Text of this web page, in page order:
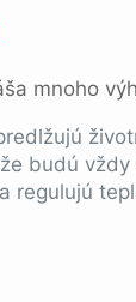
mnoho
budú
regulujú